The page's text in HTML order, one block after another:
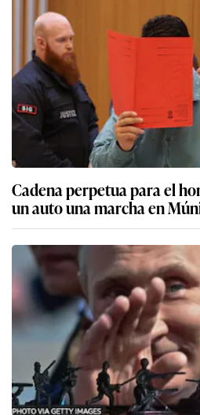
Cadena perpetua para el
un auto una marcha en